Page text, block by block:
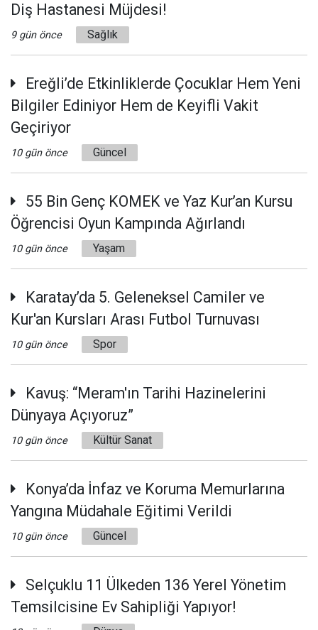
Diş Hastanesi Müjdesi!
9 gün önce Sağlık
Ereğli’de Etkinliklerde Çocuklar Hem Yeni
Bilgiler Ediniyor Hem de Keyifli Vakit
Geçiriyor
10 gün önce Güncel
55 Bin Genç KOMEK ve Yaz Kur’an Kursu
Öğrencisi Oyun Kampında Ağırlandı
10 gün önce Yaşam
Karatay’da 5. Geleneksel Camiler ve
Kur'an Kursları Arası Futbol Turnuvası
10 gün önce Spor
Kavuş: “Meram'ın Tarihi Hazinelerini
Dünyaya Açıyoruz”
10 gün önce Kültür Sanat
Konya’da İnfaz ve Koruma Memurlarına
Yangına Müdahale Eğitimi Verildi
10 gün önce Güncel
Selçuklu 11 Ülkeden 136 Yerel Yönetim
Temsilcisine Ev Sahipliği Yapıyor!